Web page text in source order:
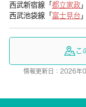
西武新宿線「 都立家政
西武池袋線「 富士見台
こ
情報更新日：2026